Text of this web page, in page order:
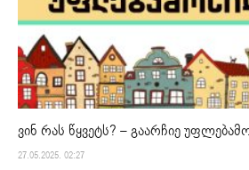
ვინ რას წყვეტს? – გაარჩიე
27.05.2025. 02:27